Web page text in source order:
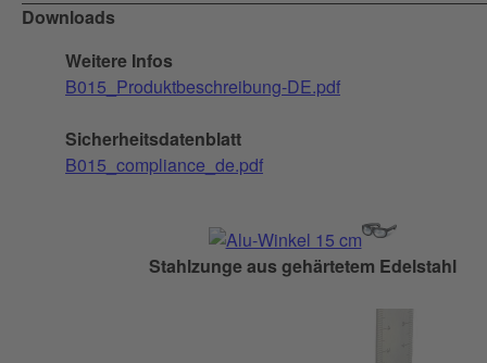
Downloads
Weitere Infos
B015_Produktbeschreibung-DE.pdf
Sicherheitsdatenblatt
B015_compliance_de.pdf
Stahlzunge aus gehärtetem Edelstahl